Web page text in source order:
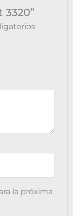
la próxima